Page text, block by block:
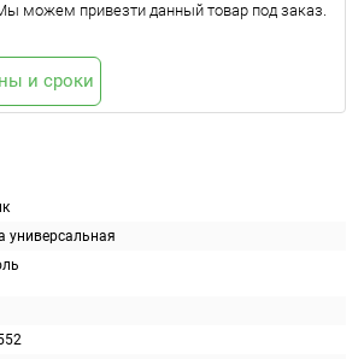
универсальная
можем привезти данный товар под заказ.
и сроки